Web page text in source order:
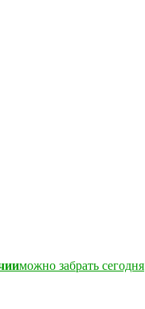
можно забрать сегодня